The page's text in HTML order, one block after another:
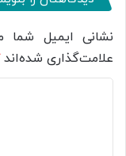
نشانی ایمیل شما
علامت‌گذاری شده‌اند